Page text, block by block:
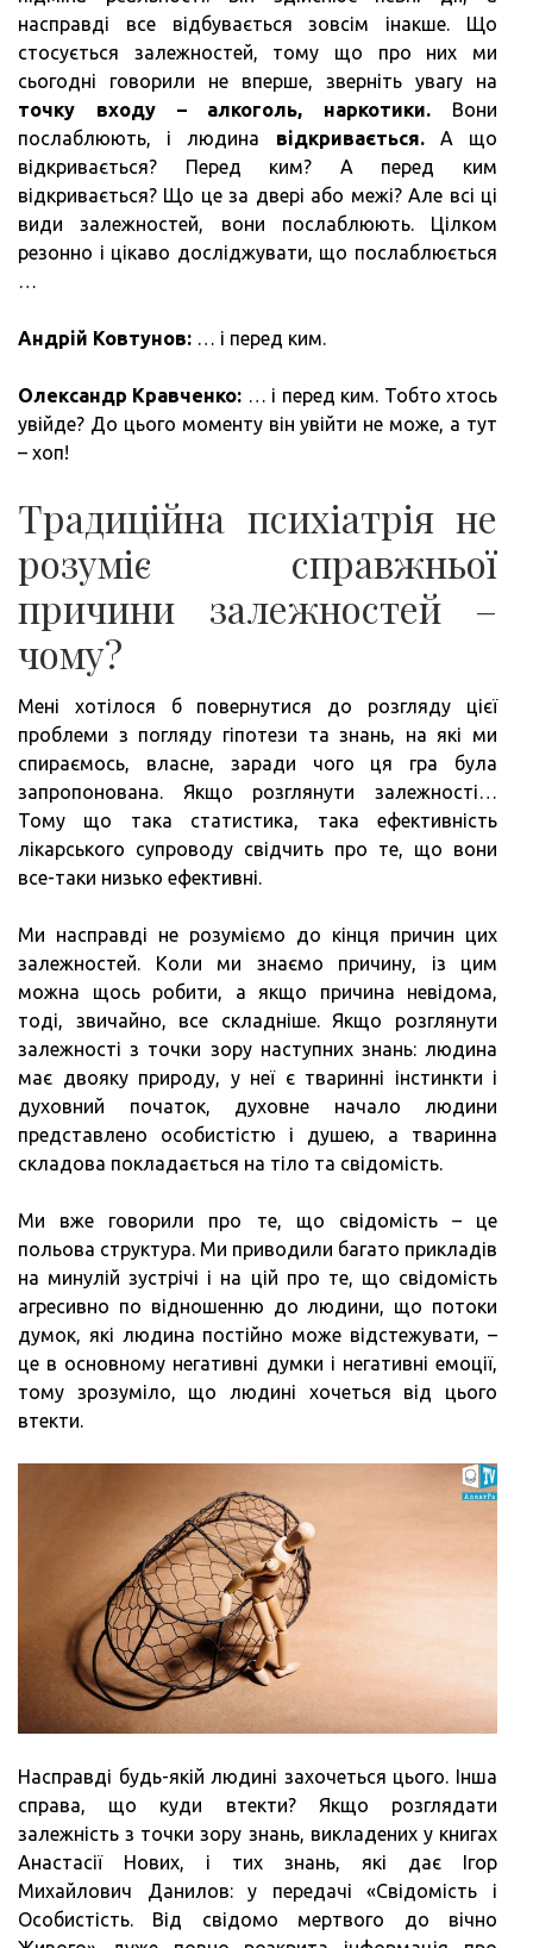
насправді все відбувається зовсім інакше. Що
стосується залежностей, тому що про них ми
сьогодні говорили не вперше, зверніть увагу на
точку входу – алкоголь, наркотики. Вони
послаблюють, і людина відкривається.А що
відкривається? Перед ким? А перед ким
відкривається? Що це за двері або межі? Але всі ці
види залежностей, вони послаблюють. Цілком
резонно і цікаво досліджувати, що послаблюється
…
Андрій Ковтунов: … і перед ким.
Олександр Кравченко: … і перед ким. Тобто хтось
увійде? До цього моменту він увійти не може, а тут
– хоп!
Традиційна психіатрія не
розуміє справжньої
причини залежностей –
чому?
Мені хотілося б повернутися до розгляду цієї
проблеми з погляду гіпотези та знань, на які ми
спираємось, власне, заради чого ця гра була
запропонована. Якщо розглянути залежності…
Тому що така статистика, така ефективність
лікарського супроводу свідчить про те, що вони
все-таки низько ефективні.
Ми насправді не розуміємо до кінця причин цих
залежностей. Коли ми знаємо причину, із цим
можна щось робити, а якщо причина невідома,
тоді, звичайно, все складніше. Якщо розглянути
залежності з точки зору наступних знань: людина
має двояку природу, у неї є тваринні інстинкти і
духовний початок, духовне начало людини
представлено особистістю і душею, а тваринна
складова покладається на тіло та свідомість.
Ми вже говорили про те, що свідомість – це
польова структура. Ми приводили багато прикладів
на минулій зустрічі і на цій про те, що свідомість
агресивно по відношенню до людини, що потоки
думок, які людина постійно може відстежувати, –
це в основному негативні думки і негативні емоції,
тому зрозуміло, що людині хочеться від цього
втекти.
Насправді будь-якій людині захочеться цього. Інша
справа, що куди втекти? Якщо розглядати
залежність з точки зору знань, викладених у книгах
Анастасії Нових, і тих знань, які дає Ігор
Михайлович Данилов: у передачі «Свідомість і
Особистість. Від свідомо мертвого до вічно